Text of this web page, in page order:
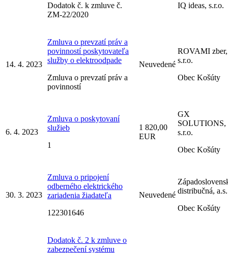
Dodatok č. k zmluve č.
ZM-22/2020
IQ ideas, s.r.o.
14. 4. 2023
Zmluva o prevzatí práv a
povinností poskytovateľa
služby o elektroodpade
Zmluva o prevzatí práv a
povinností
Neuvedené
ROVAMI zber,
s.r.o.
Obec Košúty
6. 4. 2023
Zmluva o poskytovaní
služieb
1
1 820,00
EUR
GX
SOLUTIONS,
s.r.o.
Obec Košúty
30. 3. 2023
Zmluva o pripojení
odberného elektrického
zariadenia žiadateľa
122301646
Neuvedené distribučná, a.s.
Obec Košúty
Dodatok č. 2 k zmluve o
zabezpečení systému